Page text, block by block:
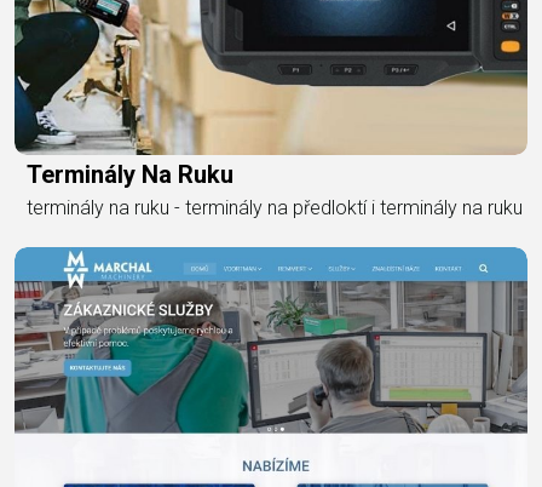
Terminály Na Ruku
terminály na ruku - terminály na předloktí i terminály na ruku